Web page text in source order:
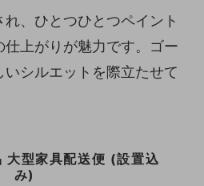
、ひとつひとつペイント
上がりが魅力です。ゴー
シルエットを際立たせて
大型家具配送便 (設置込
み)